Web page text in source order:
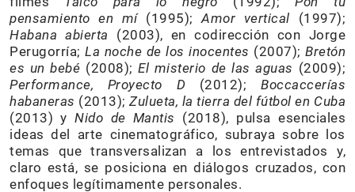
pensamiento en mí (1995);Amor vertical (1997);
Habana abierta (2003), en codirección con Jorge
Perugorría; La noche de los inocentes (2007); Bretón
es un bebé (2008);El misterio de las aguas (2009);
Performance, Proyecto D (2012); Boccaccerías
habaneras (2013);Zulueta, la tierra del fútbol en Cuba
(2013) yNido de Mantis (2018), pulsa esenciales
ideas del arte cinematográfico, subraya sobre los
temas que transversalizan a los entrevistados y,
claro está, se posiciona en diálogos cruzados, con
enfoques legítimamente personales.